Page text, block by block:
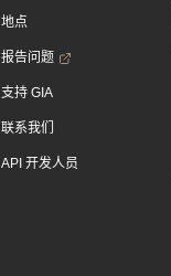
地点
报告问题
支持 GIA
联系我们
API 开发人员